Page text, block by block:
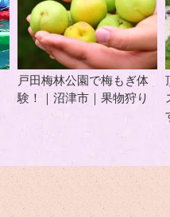
戸田梅林公園で梅もぎ体
験！｜沼津市｜果物狩り